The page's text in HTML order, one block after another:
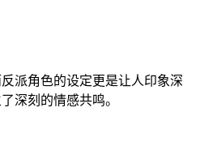
派角色的设定更是让人印象深
深刻的情感共鸣。